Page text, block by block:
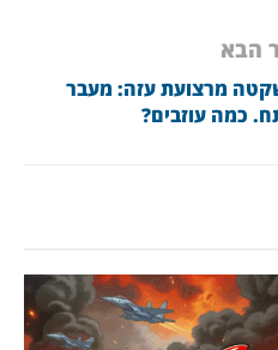
הבא
מרצועת עזה: מעבר
כמה עוזבים?